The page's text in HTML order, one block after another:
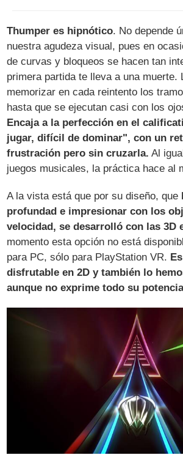
Thumper es hipnótico. No depende
nuestra agudeza visual, pues en
de curvas y bloqueos se hacen tan
primera partida te lleva a una muerte.
memorizar en cada reintento los
hasta que se ejecutan casi con los
Encaja a la perfección en el
jugar, difícil de dominar", con un
frustración pero sin cruzarla. Al
juegos musicales, la práctica hace al
A la vista está que por su diseño, que
profundad e impresionar con los
velocidad, se desarrolló con las 3D
momento esta opción no está
para PC, sólo para PlayStation VR.
disfrutable en 2D y también lo
aunque no exprime todo su